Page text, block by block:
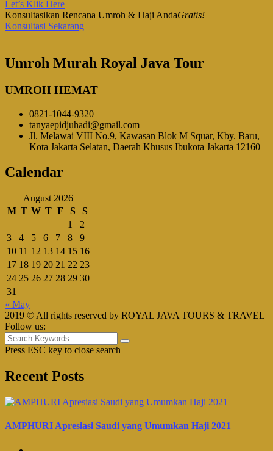
Let’s Klik Here
Konsultasikan Rencana Umroh & Haji AndaGratis!
Konsultasi Sekarang
Umroh Murah Royal Java Tour
UMROH HEMAT
0821-1044-9320
tanyaepidjuhadi@gmail.com
Jl. Melawai VIII No.9, Kawasan Blok M Squar, Kby. Baru,
Kota Jakarta Selatan, Daerah Khusus Ibukota Jakarta 12160
Calendar
August 2026
M T W T F S
S
1
2
3
4 5 6 7 8
9
10 11 12 13 14 15 16
17 18 19 20 21 22 23
24 25 26 27 28 29 30
31
« May
2019 © All rights reserved by ROYAL JAVA TOURS & TRAVEL
Follow us:
Press ESC key to close search
Recent Posts
AMPHURI Apresiasi Saudi yang Umumkan Haji 2021